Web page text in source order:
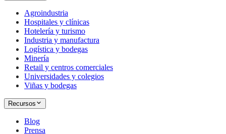
Agroindustria
Hospitales y clínicas
Hotelería y turismo
Industria y manufactura
Logística y bodegas
Minería
Retail y centros comerciales
Universidades y colegios
Viñas y bodegas
Recursos
Blog
Prensa